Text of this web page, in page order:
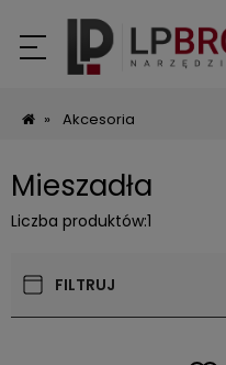
» Akcesoria
Mieszadła
Liczba produktów:1
FILTRUJ